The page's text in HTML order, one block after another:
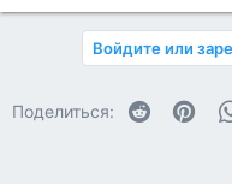
Войдите или
Поделиться: Reddit